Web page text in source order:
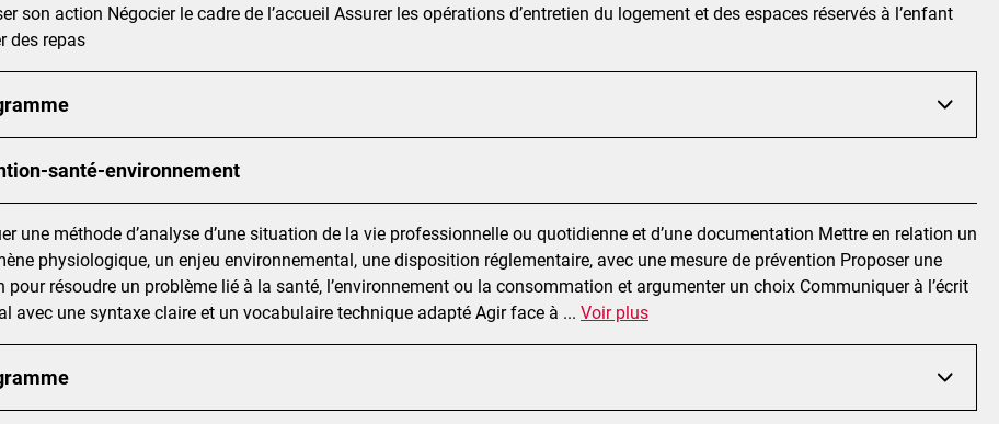
son action Négocier le cadre de l’accueil Assurer les opérations d’entretien du logement et des espaces réservés à l’enfant
des repas
santé-environnement
une méthode d’analyse d’une situation de la vie professionnelle ou quotidienne et d’une documentation Mettre en relation un
physiologique, un enjeu environnemental, une disposition réglementaire, avec une mesure de prévention Proposer une
pour résoudre un problème lié à la santé, l’environnement ou la consommation et argumenter un choix Communiquer à l’écrit
avec une syntaxe claire et un vocabulaire technique adapté Agir face à ... Voir plus